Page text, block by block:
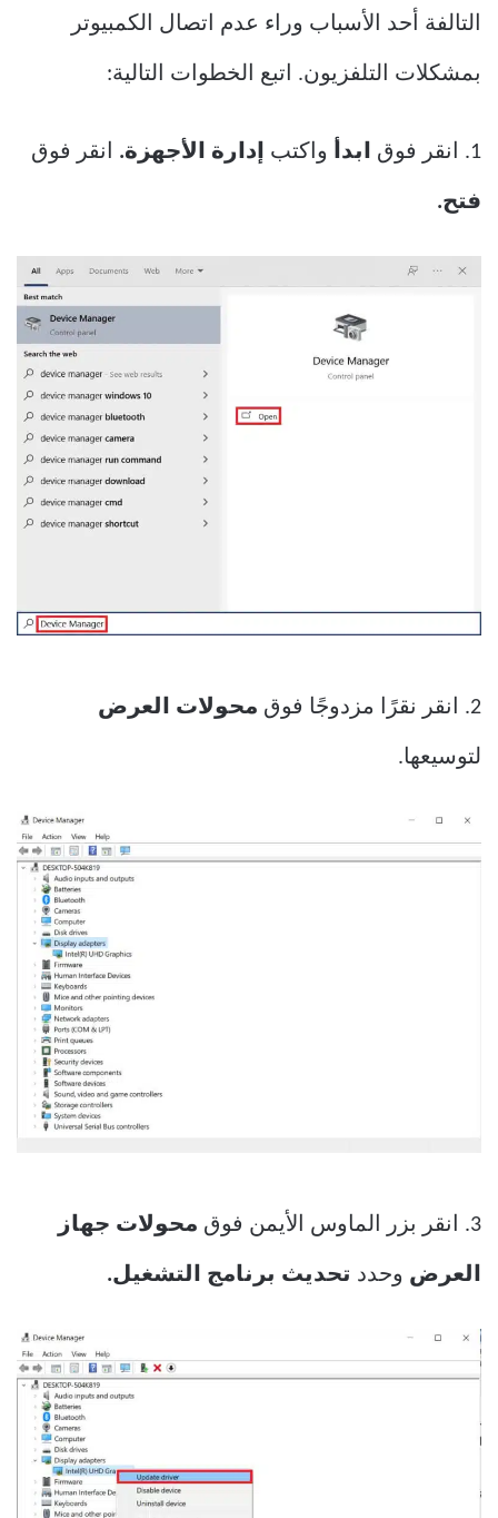
التالفة أحد الأسباب وراء عدم اتصال الكمبيوتر
بمشكلات التلفزيون. اتبع الخطوات التالية:
1. انقر فوق ابدأ واكتب إدارة الأجهزة. انقر فوق
فتح.
2. انقر نقرًا مزدوجًا فوق محولات العرض
لتوسيعها.
3. انقر بزر الماوس الأيمن فوق محولات جهاز
العرض وحدد تحديث برنامج التشغيل.